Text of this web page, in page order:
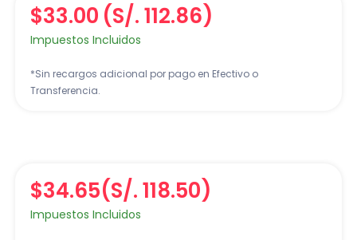
$33.00 (S/. 112.86)
Impuestos Incluidos
*Sin recargos adicional por pago en Efectivo o
Transferencia.
$34.65(S/. 118.50)
Impuestos Incluidos